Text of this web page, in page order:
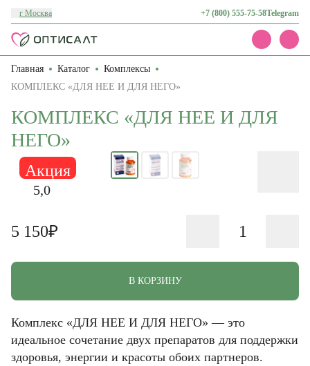
г Москва +7 (800) 555-75-58Telegram
Каталог
Акции
О нас
Контакты
Главная Каталог
Комплексы
КОМПЛЕКС «ДЛЯ НЕЕ И ДЛЯ НЕГО»
КОМПЛЕКС «ДЛЯ НЕЕ И ДЛЯ
НЕГО»
Акция
5,0
5 150₽
В КОРЗИНУ
Комплекс «ДЛЯ НЕЕ И ДЛЯ НЕГО» — это
идеальное сочетание двух препаратов для поддержки
здоровья, энергии и красоты обоих партнеров.